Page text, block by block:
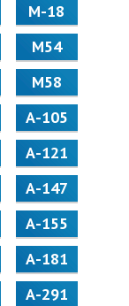
М-18
М54
М58
А-105
А-121
А-147
А-155
А-181
А-291